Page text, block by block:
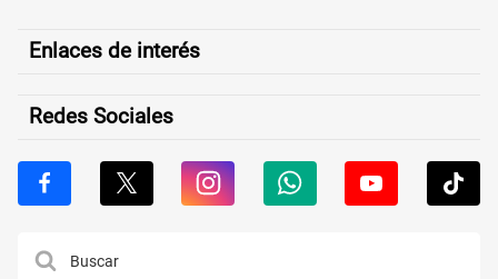
Enlaces de interés
Redes Sociales